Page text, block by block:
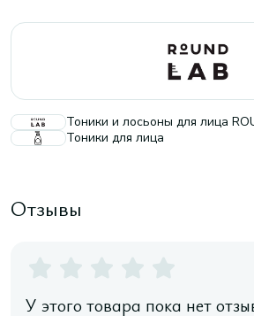
Тоники и лосьоны для лица
Тоники для лица
Отзывы
У этого товара пока нет